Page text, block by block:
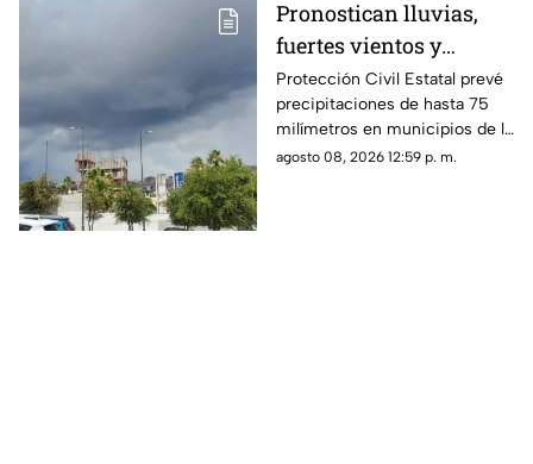
Pronostican lluvias,
fuertes vientos y
temperaturas de hasta
39°C para Chihuahua
Protección Civil Estatal prevé
precipitaciones de hasta 75
milímetros en municipios de la
zona suroeste, además de
agosto 08, 2026 12:59 p. m.